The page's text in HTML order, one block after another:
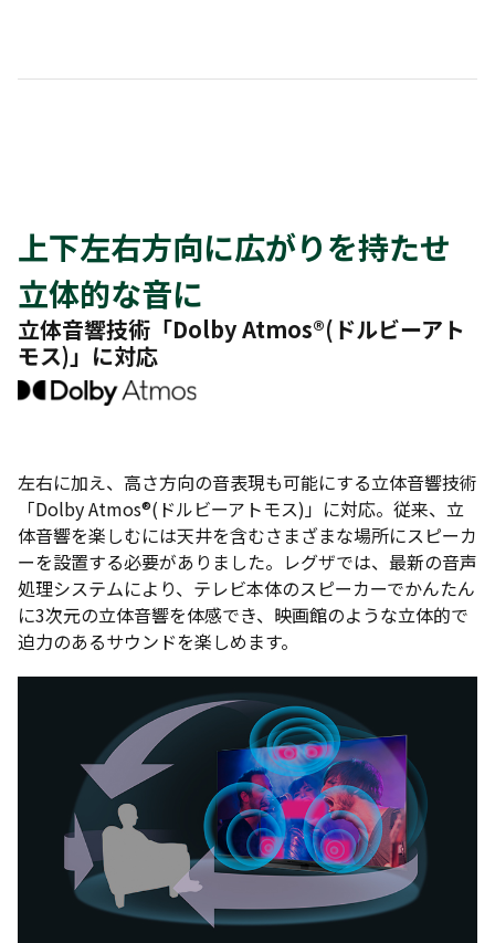
上下左右方向に広がりを持たせ
立体的な音に
立体音響技術「Dolby Atmos®(ドルビーアト
モス)」に対応
左右に加え、高さ方向の音表現も可能にする立体音響技術
「Dolby Atmos®(ドルビーアトモス)」に対応。従来、立
体音響を楽しむには天井を含むさまざまな場所にスピーカ
ーを設置する必要がありました。レグザでは、最新の音声
処理システムにより、テレビ本体のスピーカーでかんたん
に3次元の立体音響を体感でき、映画館のような立体的で
迫力のあるサウンドを楽しめます。